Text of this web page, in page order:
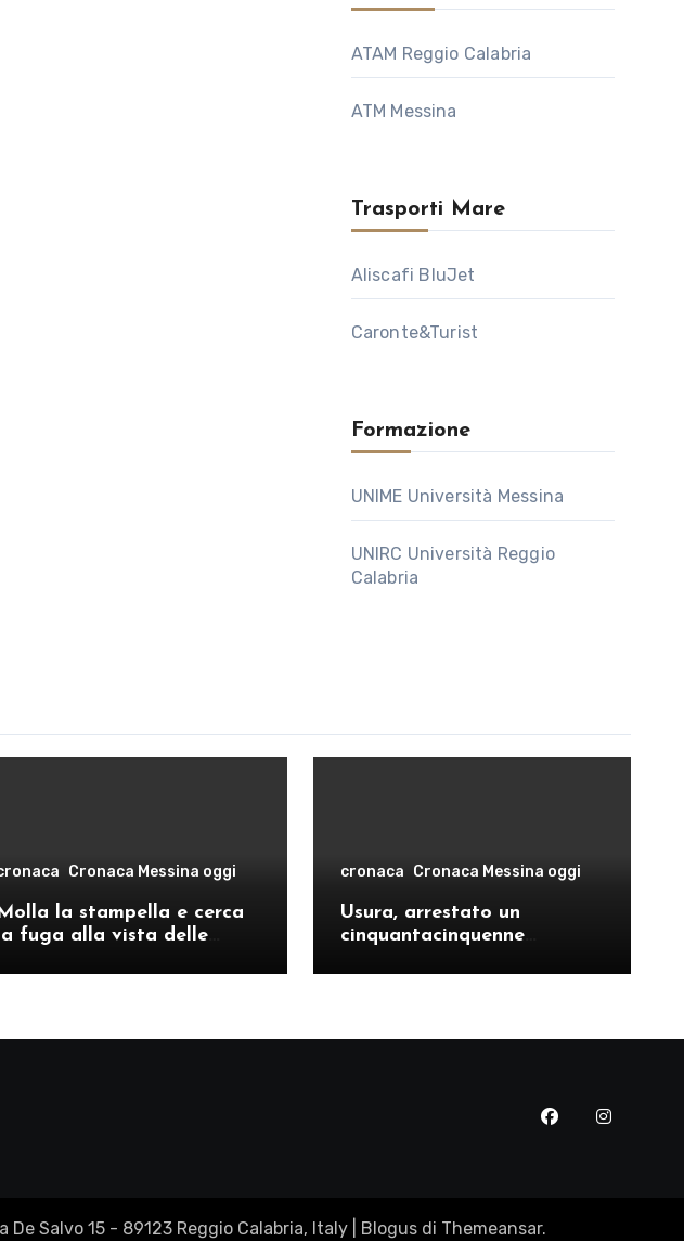
ATAM Reggio Calabria
ATM Messina
Trasporti Mare
Aliscafi BluJet
Caronte&Turist
Formazione
UNIME Università Messina
UNIRC Università Reggio
Calabria
Cronaca Messina oggi
la stampella e cerca
fuga alla vista delle
cronaca Cronaca Messina oggi
Usura, arrestato un
cinquantacinquenne
Salvo 15 - 89123 Reggio Calabria, Italy Blogus di Themeansar.